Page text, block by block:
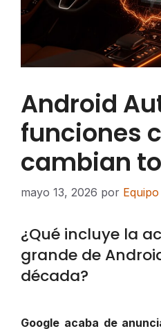
Android
funciones
cambian
mayo 13, 2026 por
¿Qué incluye la
grande de
década?
Google acaba de